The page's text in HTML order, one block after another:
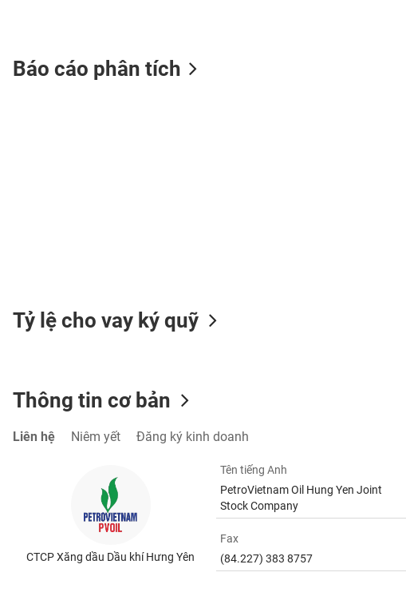
Báo cáo phân tích
Tỷ lệ cho vay ký quỹ
Thông tin cơ bản
Liên hệ Niêm yết Đăng ký kinh doanh
CTCP Xăng dầu Dầu khí Hưng Yên
Tên tiếng Anh
PetroVietnam Oil Hung Yen Joint
Stock Company
Fax
(84.227) 383 8757
CHÍNH